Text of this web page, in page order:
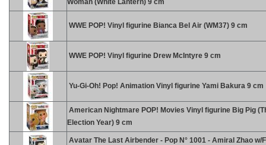
Woman (White Lantern) 9 cm
WWE POP! Vinyl figurine Bianca Bel Air (WM37) 9 cm
WWE POP! Vinyl figurine Drew McIntyre 9 cm
Yu-Gi-Oh! Pop! Animation Vinyl figurine Yami Bakura 9 cm
American Nightmare POP! Movies Vinyl figurine Big Pig
Election Year) 9 cm
Avatar The Last Airbender - Pop N° 1001 - Amiral Zhao w/